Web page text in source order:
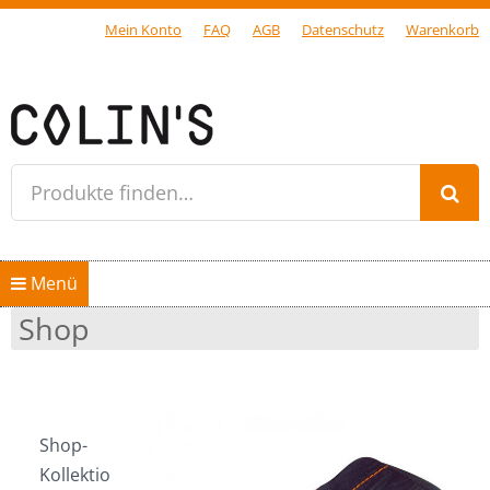
Mein Konto FAQ AGB Datenschutz Warenkorb
Gersfeld Rhön
Produkte finden…
Springe zum Inhalt
Menü
Home
Kollektion “diabag”
Shop
Shop-
Kollektio